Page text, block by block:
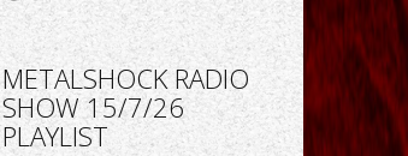
METALSHOCK RADIO
SHOW 15/7/26
PLAYLIST